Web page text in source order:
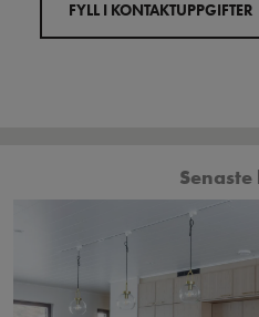
FYLL I KONTAKTUPPGIFTER